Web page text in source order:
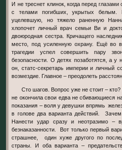
И не треснет клинок, когда перед
с телами погибших, укрытых белым.
уцелевшую, но тяжело раненную
хлопочет личный врач семьи Ви и
двоюродная сестра. Кричащего
место, под усиленную охрану. Ещё во
трагедии успел совершить пару
безопасности. О детях позаботятся, а у
он, статс-секретарь империи и личный
возмездие. Главное – преодолеть
Сто шагов. Вопрос уже не стоит – кто? Вопрос – как? И Корнелия еще
не окончила свои едва не сбивающиеся
показания – воля у девушки впрямь
в голове два варианта действий.
Нанести удар сразу и неотразимо –
безнаказанности. Вот только первый
страшнее, один хуже другого по
страны. И оба варианта –